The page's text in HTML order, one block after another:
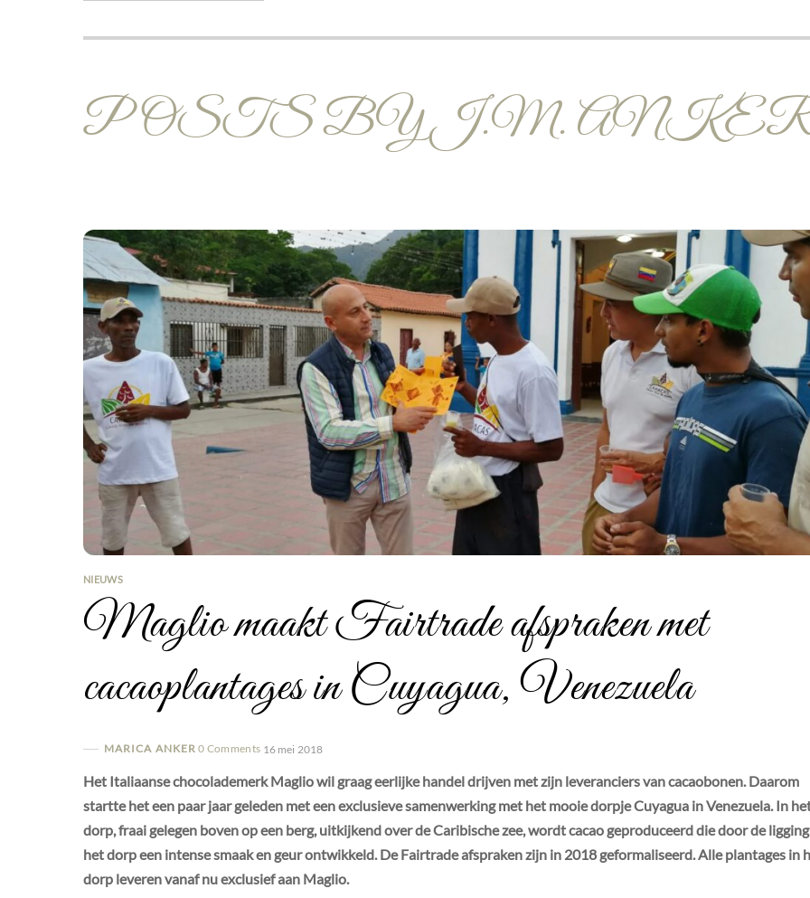
POSTS BY J.M.
NIEUWS
Maglio maakt Fairtrade afspraken met
cacaoplantages in Cuyagua, Venezuela
MARICA ANKER 0 Comments 16 mei 2018
Het Italiaanse chocolademerk Maglio wil graag eerlijke handel drijven met zijn leveranciers van cacaobonen. Daarom
startte het een paar jaar geleden met een exclusieve samenwerking met het mooie dorpje Cuyagua in Venezuela. In
dorp, fraai gelegen boven op een berg, uitkijkend over de Caribische zee, wordt cacao geproduceerd die door de
het dorp een intense smaak en geur ontwikkeld. De Fairtrade afspraken zijn in 2018 geformaliseerd. Alle plantages in
dorp leveren vanaf nu exclusief aan Maglio.